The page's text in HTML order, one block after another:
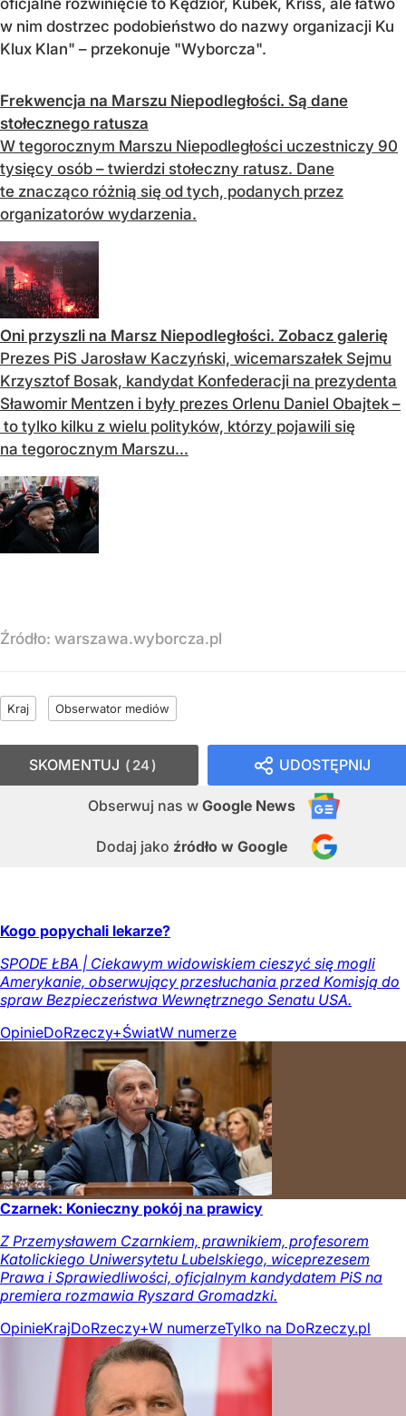
oficjalne rozwinięcie to Kędzior, Kubek, Kriss, ale łatwo
w nim dostrzec podobieństwo do nazwy organizacji Ku
Klux Klan" – przekonuje "Wyborcza".
Frekwencja na Marszu Niepodległości. Są dane
stołecznego ratusza
W tegorocznym Marszu Niepodległości uczestniczy 90
tysięcy osób – twierdzi stołeczny ratusz. Dane
te znacząco różnią się od tych, podanych przez
organizatorów wydarzenia.
Oni przyszli na Marsz Niepodległości. Zobacz galerię
Prezes PiS Jarosław Kaczyński, wicemarszałek Sejmu
Krzysztof Bosak, kandydat Konfederacji na prezydenta
Sławomir Mentzen i były prezes Orlenu Daniel Obajtek –
to tylko kilku z wielu polityków, którzy pojawili się
na tegorocznym Marszu...
Źródło: warszawa.wyborcza.pl
Kraj Obserwator mediów
UDOSTĘPNIJ
Obserwuj nas w Google News
Dodaj jako źródło w Google
SKOMENTUJ 24
Kogo popychali lekarze?
SPODE ŁBA | Ciekawym widowiskiem cieszyć się mogli
Amerykanie, obserwujący przesłuchania przed Komisją do
spraw Bezpieczeństwa Wewnętrznego Senatu USA.
OpinieDoRzeczy+ŚwiatW numerze
Czarnek: Konieczny pokój na prawicy
Z Przemysławem Czarnkiem, prawnikiem, profesorem
Katolickiego Uniwersytetu Lubelskiego, wiceprezesem
Prawa i Sprawiedliwości, oficjalnym kandydatem PiS na
premiera rozmawia Ryszard Gromadzki.
OpinieKrajDoRzeczy+W numerzeTylko na DoRzeczy.pl